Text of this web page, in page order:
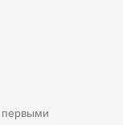
первыми